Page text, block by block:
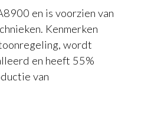
en is voorzien van
Kenmerken
wordt
en heeft 55%
van